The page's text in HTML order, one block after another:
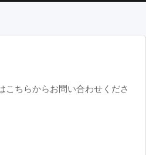
こちらからお問い合わせくださ